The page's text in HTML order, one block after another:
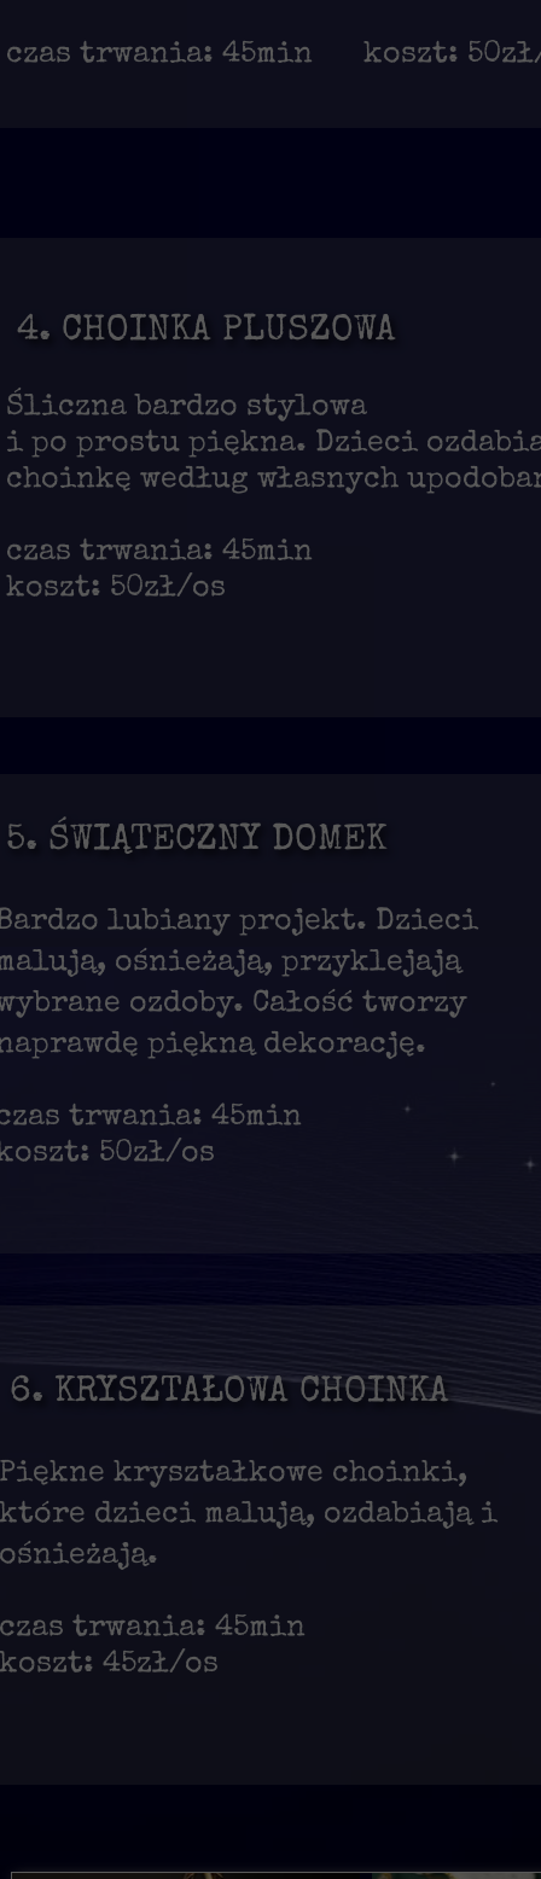
6. KRYSZTAŁOWA CHOINKA
Piękne kryształkowe choinki,
które dzieci malują, ozdabiają i
ośnieżają.
czas trwania: 45min
koszt: 45zł/os
4. CHOINKA PLUSZOWA
Śliczna bardzo stylowa
i po prostu piękna. Dzieci
choinkę według własnych
czas trwania: 45min
koszt: 50zł/os
5. ŚWIĄTECZNY DOMEK
lubiany projekt. Dzieci
ośnieżają, przyklejają
ozdoby. Całość tworzy
piękną dekorację.
trwania: 45min
50zł/os
czas trwania: 45min koszt: